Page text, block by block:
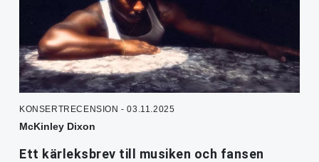
KONSERTRECENSION - 03.11.2025
McKinley Dixon
Ett kärleksbrev till musiken och fansen